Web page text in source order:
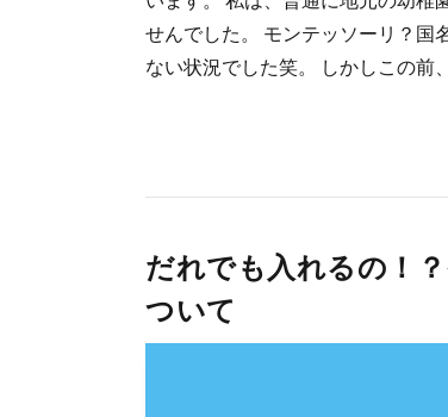
せんでした。 モンテッソーリ？国
ない状況でした笑。 しかしこの前
だれでも入れるの！
ついて